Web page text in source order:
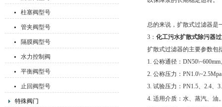
柱塞阀型号
管夹阀型号
隔膜阀型号
水力控制阀
平衡阀型号
止回阀型号
特殊阀门
总的来说，扩散式过滤器是
3： 化工污水扩散式除污器
扩散式过滤器的主要参数包
1. 公称通径：DN50\~600mm
2. 公称压力：
3. 试验压力：PN1.5、2.4、
4. 适用介质：水、蒸汽、油